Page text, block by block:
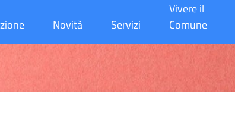
Novità Servizi
Vivere il
Comune